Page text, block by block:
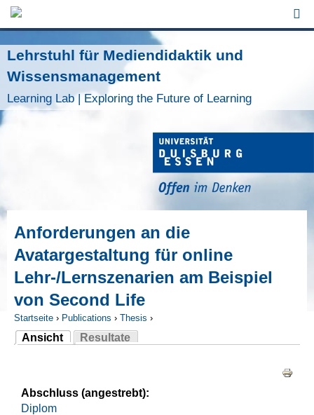
Jump to Navigation
Lehrstuhl für Mediendidaktik und
Wissensmanagement
Learning Lab | Exploring the Future of Learning
Anforderungen an die
Avatargestaltung für online
Lehr-/Lernszenarien am Beispiel
von Second Life
Sie sind hier
Startseite › Publications › Thesis ›
Ansicht
(aktiver Reiter)
Resultate
Abschluss (angestrebt):
Diplom